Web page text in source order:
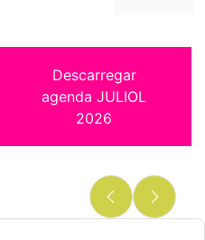
Descarregar
agenda JULIOL
2026